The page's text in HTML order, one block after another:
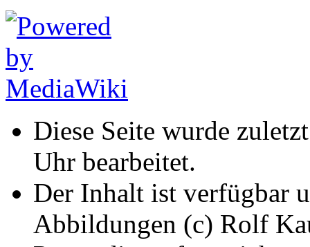
Diese Seite wurde
Uhr bearbeitet.
Der Inhalt ist verfügbar
Abbildungen (c) Rolf